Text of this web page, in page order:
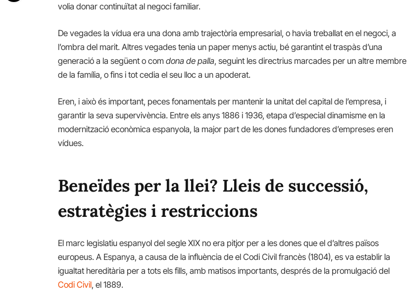
volia donar continuïtat al negoci familiar.
De vegades la vídua era una dona amb trajectòria empresarial, o havia treballat en el negoci, a
l’ombra del marit. Altres vegades tenia un paper menys actiu, bé garantint el traspàs d’una
generació a la següent o comdona de palla, seguint les directrius marcades per un altre membre
de la família, o fins i tot cedia el seu lloc a un apoderat.
Eren, i això és important, peces fonamentals per mantenir la unitat del capital de l’empresa, i
garantir la seva supervivència. Entre els anys 1886 i 1936, etapa d’especial dinamisme en la
modernització econòmica espanyola, la major part de les dones fundadores d’empreses eren
vídues.
Beneïdes per la llei? Lleis de successió,
estratègies i restriccions
El marc legislatiu espanyol del segle XIX no era pitjor per a les dones que el d’altres països
europeus. A Espanya, a causa de la influència de el Codi Civil francès (1804), es va establir la
igualtat hereditària per a tots els fills, amb matisos importants, després de la promulgació del
Codi Civil, el 1889.